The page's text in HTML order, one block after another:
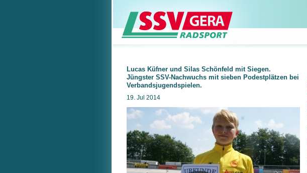
Lucas Küfner und Silas Schönfeld mit Siegen.
Jüngster SSV-Nachwuchs mit sieben Podestplätzen bei
Verbandsjugendspielen.
19. Jul 2014